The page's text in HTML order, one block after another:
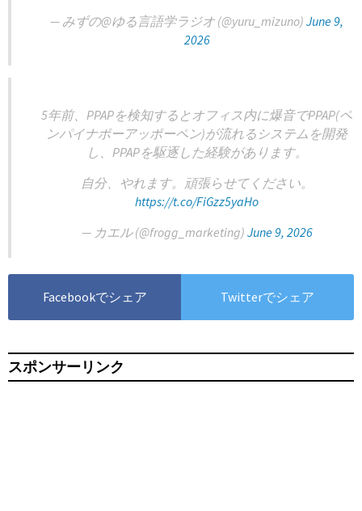
— みずの@ゆる言語学ラジオ (@yuru_mizuno) June 9,
2026
5年前、PPAPを検知するとオフィス内に爆音でPPAP(ペ
ンパイナポーアッポーペン)が流れるシステムを開発
し、PPAPを駆逐した経験があります。
自分、やれます。頑張らせてください。
https://t.co/FiGzz5yaHo
— カエル (@frogg_marketing) June 9, 2026
Facebookでシェア Twitterでシェア
スポンサーリンク